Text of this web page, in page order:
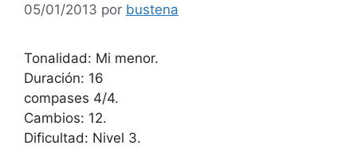
05/01/2013 por bustena
Tonalidad: Mi menor.
Duración: 16
compases 4/4.
Cambios: 12.
Dificultad: Nivel 3.